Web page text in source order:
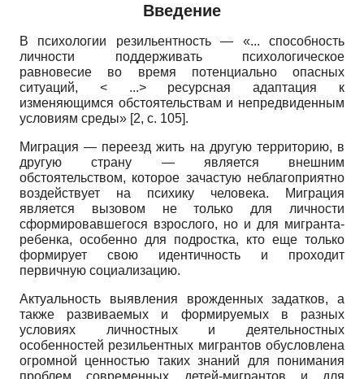
Введение
В психологии резильентность — «... способность
личности поддерживать психологическое
равновесие во время потенциально опасных
ситуаций, < ...> ресурсная адаптация к
изменяющимся обстоятельствам и непредвиденным
условиям среды» [2, c. 105].
Миграция — переезд жить на другую территорию, в
другую страну — является внешним
обстоятельством, которое зачастую неблагоприятно
воздействует на психику человека. Миграция
является вызовом не только для личности
сформировавшегося взрослого, но и для мигранта-
ребенка, особенно для подростка, кто еще только
формирует свою идентичность и проходит
первичную социализацию.
Актуальность выявления врожденных задатков, а
также развиваемых и формируемых в разных
условиях личностных и деятельностных
особенностей резильентных мигрантов обусловлена
огромной ценностью таких знаний для понимания
проблем современных детей-мигрантов и для